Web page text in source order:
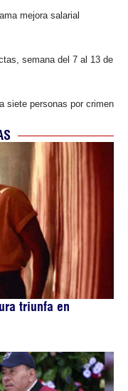
mejora salarial
semana del 7 al 13 de
siete personas por crimen
triunfa en